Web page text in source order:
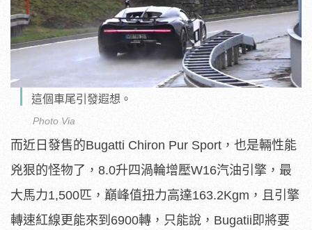
這個車尾引發遐想。
Photo Via
而近日發售的Bugatti Chiron Pur Sport，也是輛性能
兇狠的怪物了，8.0升四渦輪增壓W16汽油引擎，最
大馬力1,500匹，巔峰值扭力高達163.2Kgm，且引擎
轉速紅線更能來到6900轉，只能說，Bugatii即將要